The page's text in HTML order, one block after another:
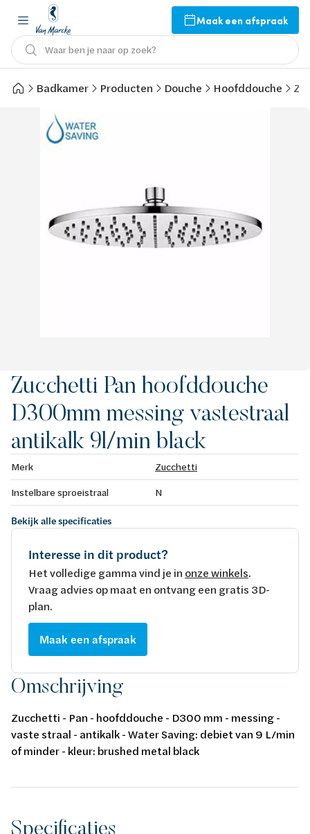
Maak een afspraak
Waar ben je naar op zoek?
Badkamer Producten Douche Hoofddouche
Zucchetti Pan hoofddouche
D300mm messing vastestraal
antikalk 9l/min black
Merk
Zucchetti
Instelbare sproeistraal
N
Bekijk alle specificaties
Interesse in dit product?
Het volledige gamma vind je in onze winkels.
Vraag advies op maat en ontvang een gratis 3D-
plan.
Maak een afspraak
Omschrijving
Zucchetti - Pan - hoofddouche - D300 mm - messing -
vaste straal - antikalk - Water Saving: debiet van 9 L/min
of minder - kleur: brushed metal black
Specificaties